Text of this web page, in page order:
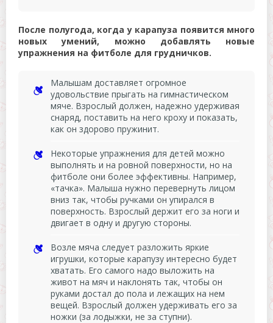
После полугода, когда у карапуза появится много
новых умений, можно добавлять новые
упражнения на фитболе для грудничков.
Малышам доставляет огромное
удовольствие прыгать на гимнастическом
мяче. Взрослый должен, надежно удерживая
снаряд, поставить на него кроху и показать,
как он здорово пружинит.
Некоторые упражнения для детей можно
выполнять и на ровной поверхности, но на
фитболе они более эффективны. Например,
«тачка». Малыша нужно перевернуть лицом
вниз так, чтобы ручками он упирался в
поверхность. Взрослый держит его за ноги и
двигает в одну и другую стороны.
Возле мяча следует разложить яркие
игрушки, которые карапузу интересно будет
хватать. Его самого надо выложить на
живот на мяч и наклонять так, чтобы он
руками достал до пола и лежащих на нем
вещей. Взрослый должен удерживать его за
ножки (за лодыжки, не за ступни).